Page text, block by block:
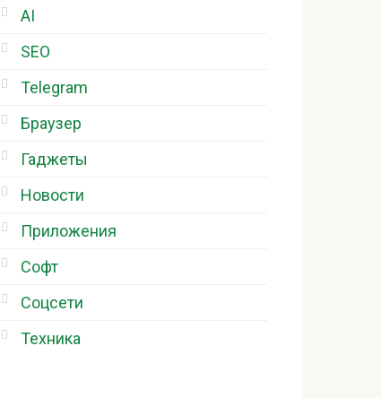
AI
SEO
Telegram
Браузер
Гаджеты
Новости
Приложения
Софт
Соцсети
Техника